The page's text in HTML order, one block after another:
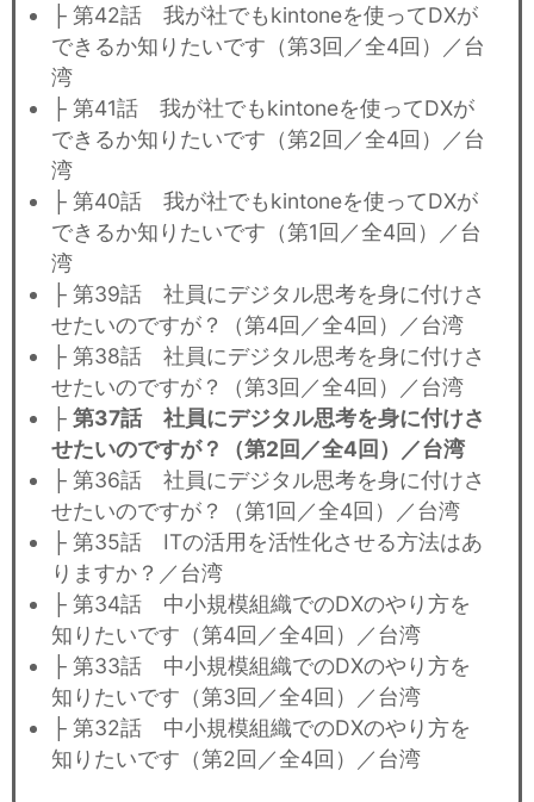
├ 第42話 我が社でもkintoneを使ってDXが
できるか知りたいです（第3回／全4回）／台
湾
├ 第41話 我が社でもkintoneを使ってDXが
できるか知りたいです（第2回／全4回）／台
湾
├ 第40話 我が社でもkintoneを使ってDXが
できるか知りたいです（第1回／全4回）／台
湾
├ 第39話 社員にデジタル思考を身に付けさ
せたいのですが？（第4回／全4回）／台湾
├ 第38話 社員にデジタル思考を身に付けさ
せたいのですが？（第3回／全4回）／台湾
├ 第37話 社員にデジタル思考を身に付けさ
せたいのですが？（第2回／全4回）／台湾
├ 第36話 社員にデジタル思考を身に付けさ
せたいのですが？（第1回／全4回）／台湾
├ 第35話 ITの活用を活性化させる方法はあ
りますか？／台湾
├ 第34話 中小規模組織でのDXのやり方を
知りたいです（第4回／全4回）／台湾
├ 第33話 中小規模組織でのDXのやり方を
知りたいです（第3回／全4回）／台湾
├ 第32話 中小規模組織でのDXのやり方を
知りたいです（第2回／全4回）／台湾